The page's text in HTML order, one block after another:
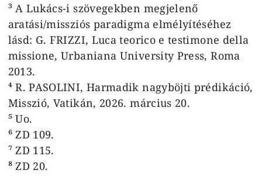
³ A Lukács-i szövegekben megjelenő
aratási/missziós paradigma elmélyítéséhez
lásd: G. FRIZZI, Luca teorico e testimone della
missione, Urbaniana University Press, Roma
2013.
⁴ R. PASOLINI, Harmadik nagyböjti prédikáció,
Misszió, Vatikán, 2026. március 20.
⁵ Uo.
⁶ ZD 109.
⁷ ZD 115.
⁸ ZD 20.